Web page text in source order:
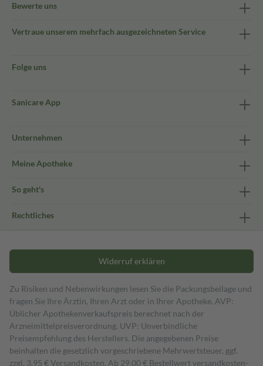
Bewerte uns
Vertraue unserem mehrfach ausgezeichneten Service
Folge uns
Sanicare App
Unternehmen
Meine Apotheke
So geht's
Rechtliches
Widerruf erklären
Zu Risiken und Nebenwirkungen lesen Sie die Packungsbeilage und
fragen Sie Ihre Ärztin, Ihren Arzt oder in Ihrer Apotheke. AVP:
Üblicher Apothekenverkaufspreis berechnet nach der
Arzneimittelpreisverordnung. UVP: Unverbindliche
Preisempfehlung des Herstellers. Die angegebenen Preise
beinhalten die gesetzlich vorgeschriebene Mehrwertsteuer, ggf.
zzgl. 3,95 € Versandkosten. Ab 29,00 € Bestell­wert versand­kosten­